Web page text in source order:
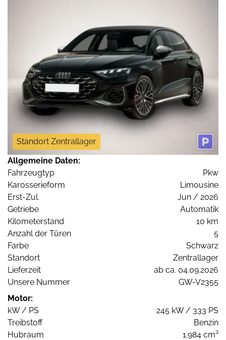
Standort Zentrallager
Allgemeine Daten:
Fahrzeugtyp
Pkw
Karosserieform
Limousine
Erst-Zul.
Jun / 2026
Getriebe
Automatik
Kilometerstand
10 km
Anzahl der Türen
5
Farbe
Schwarz
Standort
Zentrallager
Lieferzeit
ab ca. 04.09.2026
Unsere Nummer
GW-V2355
Motor:
kW / PS
245 kW / 333 PS
Treibstoff
Benzin
Hubraum
1.984 cm³